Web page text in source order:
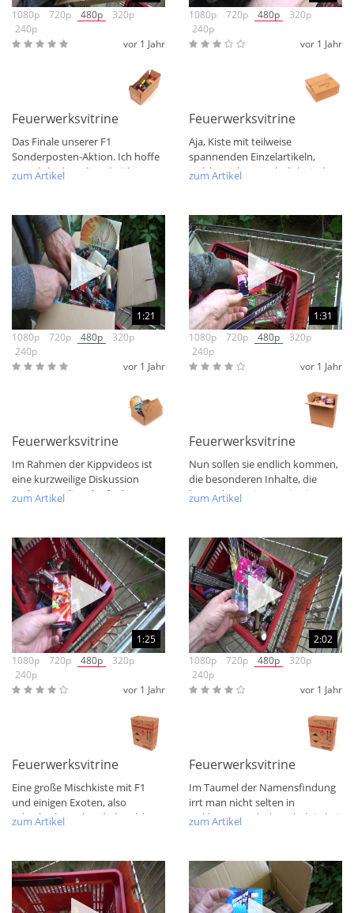
1080p
720p 480p
320p
240p
vor 1 Jahr
Feuerwerksvitrine Bunte Kiste Auslese Nr. 1
Das Finale unserer F1
Sonderposten-Aktion. Ich hoffe
natürlich, dass diese beiden
zum Artikel
1080p
720p 480p
320p
240p
vor 1 Jahr
Feuerwerksvitrine Bunte
Aja, Kiste mit teilweise
spannenden Einzelartikeln,
welche nicht gewöhnlich sind
zum Artikel
1:21
1080p
720p 480p
320p
240p
vor 1 Jahr
Feuerwerksvitrine Sonderposten F1 Auslese Nr. 2
Im Rahmen der Kippvideos ist
eine kurzweilige Diskussion
entbrannt, diese läuft über
zum Artikel
1:31
1080p
720p 480p
320p
240p
vor 1 Jahr
Feuerwerksvitrine Bunte
Nun sollen sie endlich kommen,
die besonderen Inhalte, die
besonderen Kisten. Die Kisten
zum Artikel
1:25
1080p
720p 480p
320p
240p
vor 1 Jahr
Feuerwerksvitrine Bunte Kiste Exoten Finale 2 + ü50 Font.
Eine große Mischkiste mit F1
und einigen Exoten, also
Schachteln und Artikel, welche
zum Artikel
2:02
1080p
720p 480p
320p
240p
vor 1 Jahr
Feuerwerksvitrine Bunte
Im Taumel der Namensfindung
irrt man nicht selten in
Unklarem. Auch der Inhalt in bei
zum Artikel